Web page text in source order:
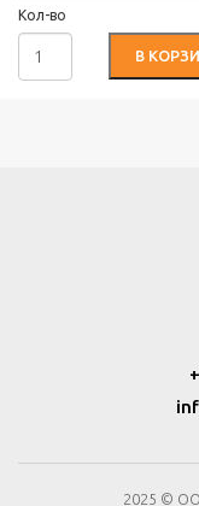
Кол-во
В
2025 ©